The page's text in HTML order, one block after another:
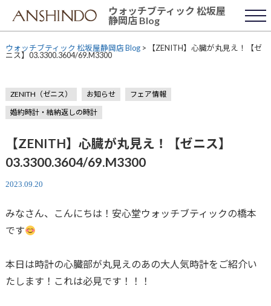
content
ウォッチブティック 松坂屋
静岡店 Blog
ウォッチブティック 松坂屋静岡店 Blog> 【ZENITH】心臓が丸見え！【ゼ
ニス】03.3300.3604/69.M3300
ZENITH（ゼニス） お知らせ
フェア情報
婚約時計・結納返しの時計
【ZENITH】心臓が丸見え！【ゼニス】
03.3300.3604/69.M3300
2023.09.20
みなさん、こんにちは！安心堂ウォッチブティックの橋本
です
本日は時計の心臓部が丸見えのあの大人気時計をご紹介い
たします！これは必見です！！！